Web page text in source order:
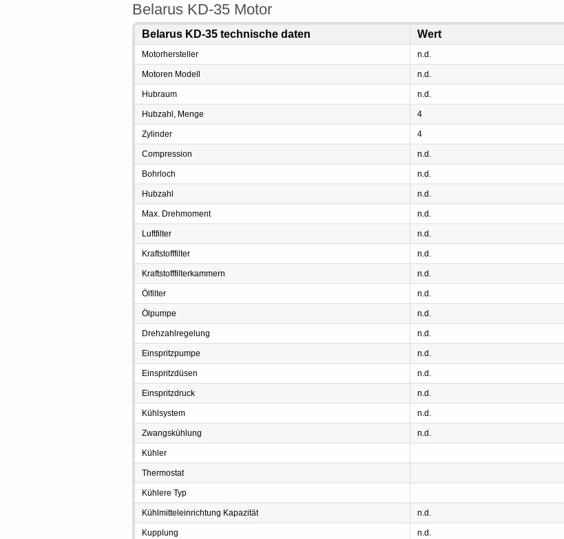
Belarus KD-35 Motor
Belarus KD-35 technische daten Wert
Motorhersteller n.d.
Motoren Modell n.d.
Hubraum n.d.
Hubzahl, Menge 4
Zylinder 4
Compression n.d.
Bohrloch n.d.
Hubzahl n.d.
Max. Drehmoment n.d.
Luftfilter n.d.
Kraftstofffilter n.d.
Kraftstofffilterkammern n.d.
Ölfilter n.d.
Ölpumpe n.d.
Drehzahlregelung n.d.
Einspritzpumpe n.d.
Einspritzdüsen n.d.
Einspritzdruck n.d.
Kühlsystem n.d.
Zwangskühlung n.d.
Kühler
Thermostat
Kühlere Typ
Kühlmitteleinrichtung Kapazität n.d.
Kupplung n.d.